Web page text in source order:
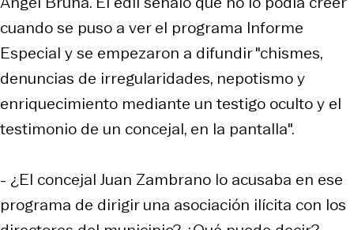
cuando se puso a ver el programa Informe
Especial y se empezaron a difundir "chismes,
denuncias de irregularidades, nepotismo y
enriquecimiento mediante un testigo oculto y el
testimonio de un concejal, en la pantalla".
- ¿El concejal Juan Zambrano lo acusaba en ese
programa de dirigir una asociación ilícita con los